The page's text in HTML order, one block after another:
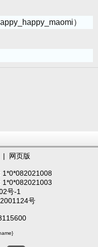
）
| 网页版
1*0*082021008
1*0*082021003
号-1
号